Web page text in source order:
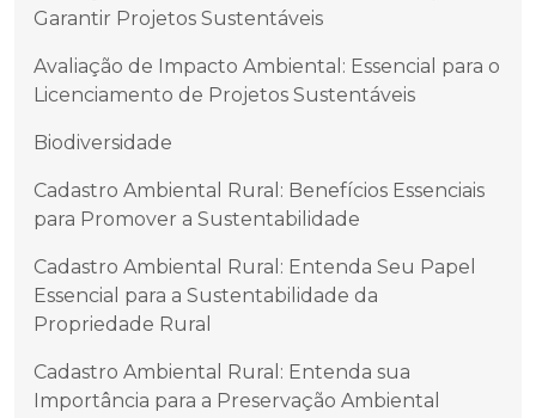
Garantir Projetos Sustentáveis
Avaliação de Impacto Ambiental: Essencial para o
Licenciamento de Projetos Sustentáveis
Biodiversidade
Cadastro Ambiental Rural: Benefícios Essenciais
para Promover a Sustentabilidade
Cadastro Ambiental Rural: Entenda Seu Papel
Essencial para a Sustentabilidade da
Propriedade Rural
Cadastro Ambiental Rural: Entenda sua
Importância para a Preservação Ambiental